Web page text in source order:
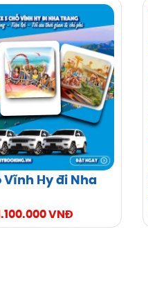
Vĩnh Hy đi Nha
VNĐ